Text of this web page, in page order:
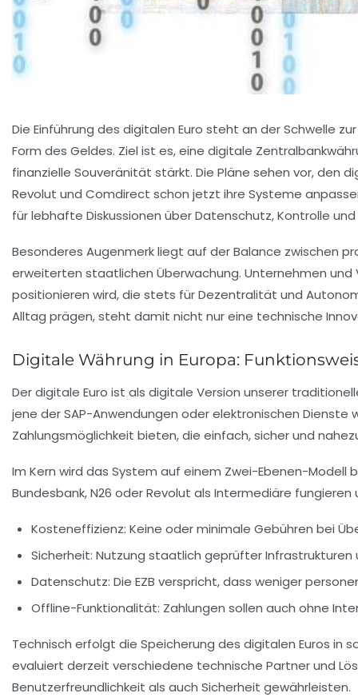
Die Einführung des digitalen Euro steht an der Schwelle
Form des Geldes. Ziel ist es, eine digitale
finanzielle Souveränität stärkt. Die Pläne sehen vor, den
Revolut und Comdirect schon jetzt ihre Systeme
für lebhafte Diskussionen über Datenschutz, Kontrolle
Besonderes Augenmerk liegt auf der Balance zwischen
erweiterten staatlichen Überwachung. Unternehmen
positionieren wird, die stets für Dezentralität und
Alltag prägen, steht damit nicht nur eine technische
Digitale Währung in Europa:
Der digitale Euro ist als digitale Version unserer
jene der SAP-Anwendungen oder elektronischen Dienste
Zahlungsmöglichkeit bieten, die einfach, sicher und
Im Kern wird das System auf einem Zwei-Ebenen-
Bundesbank, N26 oder Revolut als Intermediäre
Kosteneffizienz: Keine oder minimale Gebühren bei
Sicherheit: Nutzung staatlich geprüfter Infrastrukturen
Datenschutz: Die EZB verspricht, dass weniger
Offline-Funktionalität: Zahlungen sollen auch ohne
Technisch erfolgt die Speicherung des digitalen Euros in
evaluiert derzeit verschiedene technische Partner und
Benutzerfreundlichkeit als auch Sicherheit gewährleisten.